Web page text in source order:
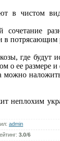
в чистом
сочетание
в потрясающим
где будут
о ее размере
а можно
неплохим
: admin
: 3.0/6